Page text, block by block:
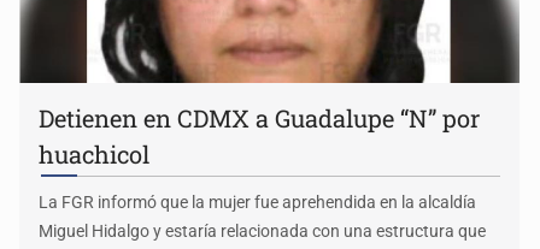
Detienen en CDMX a Guadalupe “N” por
huachicol
La FGR informó que la mujer fue aprehendida en la alcaldía
Miguel Hidalgo y estaría relacionada con una estructura que